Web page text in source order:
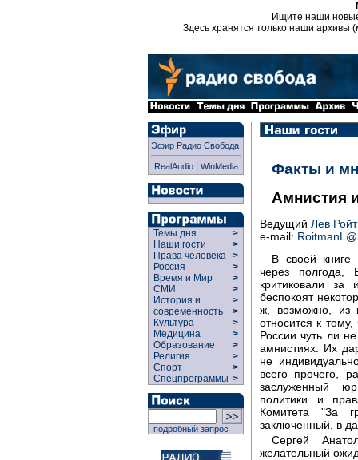
Ищите наши
Здесь хранятся только наши архивы
Эфир Радио Свобода
RealAudio| WinMedia
Темы дня
>
Наши гости
>
Права человека >
Россия
>
Время и Мир
>
СМИ
>
История и
современность
>
>
Культура
>
Медицина
>
Образование
>
Религия
>
Спорт
>
Спецпрограммы >
подробный запрос
Факты и
Амнистия
Ведущий Лев
e-mail:
В своей книге
через полгода,
критиковали за
беспокоят
ж, возможно, из
относится к
России чуть ли
амнистиях. Их
не
всего прочего,
заслуженный
политики и
Комитета "За
заключенный, в
Сергей
желательный